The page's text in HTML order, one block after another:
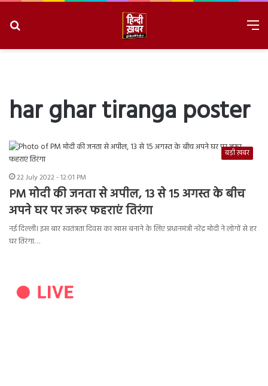
har ghar tiranga poster
बड़ी ख़बर
22 July 2022 - 12:01 PM
PM मोदी की जनता से अपील, 13 से 15 अगस्त के बीच
अपने घर पर जरूर फहराएं तिरंगा
नई दिल्ली। इस बार स्वतंत्रता दिवस का खास बनाने के लिए प्रधानमंत्री नरेंद्र मोदी ने लोगों से हर
घर तिरंगा…